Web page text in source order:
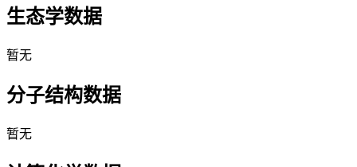
生态学数据
暂无
分子结构数据
暂无